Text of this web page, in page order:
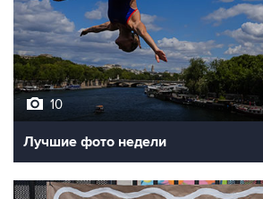
10
Лучшие фото недели